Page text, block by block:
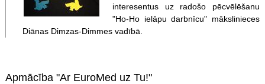
interesentus uz radošo pēcvēlēšanu
"Ho-Ho ielāpu darbnīcu" mākslinieces
Diānas Dimzas-Dimmes vadībā.
Apmācība "Ar EuroMed uz Tu!"